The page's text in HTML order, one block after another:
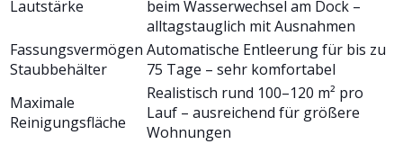
Lautstärke
beim Wasserwechsel am Dock –
alltagstauglich mit Ausnahmen
Fassungsvermögen
Staubbehälter
Automatische Entleerung für bis zu
75 Tage – sehr komfortabel
Maximale
Reinigungsfläche
Realistisch rund 100–120 m² pro
Lauf – ausreichend für größere
Wohnungen